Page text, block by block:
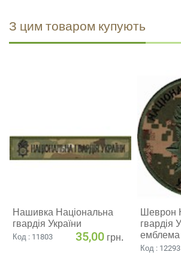
З цим товаром купують
Нашивка Національна
гвардія України
Код : 11803 35,00 грн.
Шеврон
гвардія
емблема
Код : 12293